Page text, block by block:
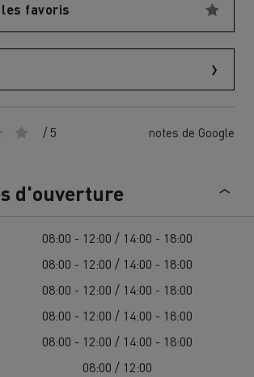
favoris
/ 5 notes de Google
d'ouverture
08:00 - 12:00 / 14:00 - 18:00
08:00 - 12:00 / 14:00 - 18:00
08:00 - 12:00 / 14:00 - 18:00
08:00 - 12:00 / 14:00 - 18:00
08:00 - 12:00 / 14:00 - 18:00
08:00 / 12:00